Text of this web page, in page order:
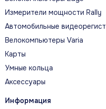
Измерители мощности Rally
Автомобильные
Велокомпьютеры Varia
Карты
Умные кольца
Аксессуары
Информация